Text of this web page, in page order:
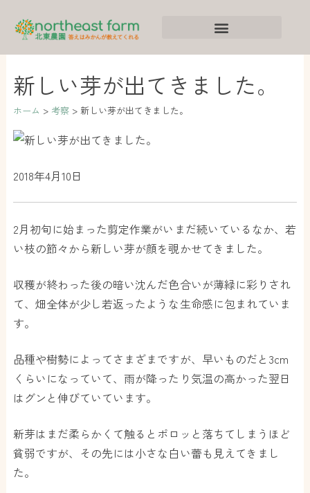
新しい芽が出てきました。
ホーム 考察 新しい芽が出てきました。
2018年4月10日
2月初旬に始まった剪定作業がいまだ続いているなか、若
い枝の節々から新しい芽が顔を覗かせてきました。
収穫が終わった後の暗い沈んだ色合いが薄緑に彩りされ
て、畑全体が少し若返ったような生命感に包まれていま
す。
品種や樹勢によってさまざまですが、早いものだと3cm
くらいになっていて、雨が降ったり気温の高かった翌日
はグンと伸びていています。
新芽はまだ柔らかくて触るとポロッと落ちてしまうほど
貧弱ですが、その先には小さな白い蕾も見えてきまし
た。
ー
カ
イ
ブ
テ
ゴ
リ
ー